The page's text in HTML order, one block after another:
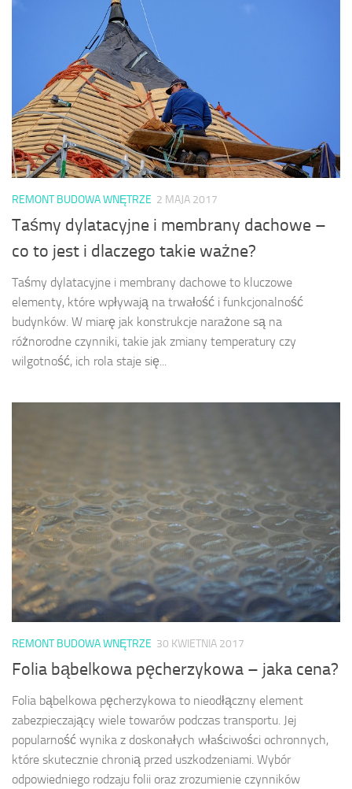
REMONT BUDOWA WNĘTRZE 2 MAJA 2017
Taśmy dylatacyjne i membrany dachowe –
co to jest i dlaczego takie ważne?
Taśmy dylatacyjne i membrany dachowe to kluczowe
elementy, które wpływają na trwałość i funkcjonalność
budynków. W miarę jak konstrukcje narażone są na
różnorodne czynniki, takie jak zmiany temperatury czy
wilgotność, ich rola staje się...
REMONT BUDOWA WNĘTRZE 30 KWIETNIA 2017
Folia bąbelkowa pęcherzykowa – jaka cena?
Folia bąbelkowa pęcherzykowa to nieodłączny element
zabezpieczający wiele towarów podczas transportu. Jej
popularność wynika z doskonałych właściwości ochronnych,
które skutecznie chronią przed uszkodzeniami. Wybór
odpowiedniego rodzaju folii oraz zrozumienie czynników